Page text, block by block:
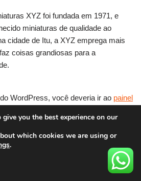
XYZ foi fundada em 1971, e
miniaturas de qualidade ao
cidade de Itu, a XYZ emprega mais
coisas grandiosas para a
WordPress, você deveria ir ao painel
you the best experience on our
which cookies we are using or
.